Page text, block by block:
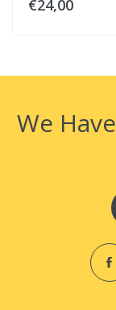
€24,00
We Have